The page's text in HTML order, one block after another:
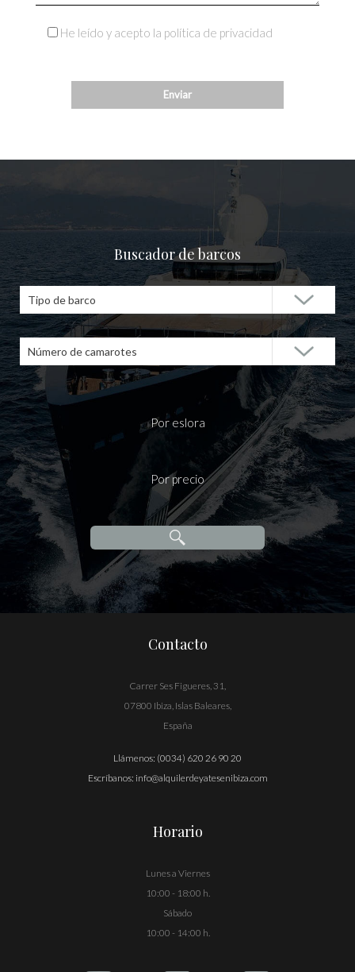
He leído y acepto la política de privacidad
Buscador de barcos
Tipo de barco
Número de camarotes
Por eslora
Por precio
Contacto
Carrer Ses Figueres, 31,
07800 Ibiza, Islas Baleares,
España
Llámenos: (0034) 620 26 90 20
Escríbanos: info@alquilerdeyatesenibiza.com
Horario
Lunes a Viernes
10:00 - 18:00 h.
Sábado
10:00 - 14:00 h.